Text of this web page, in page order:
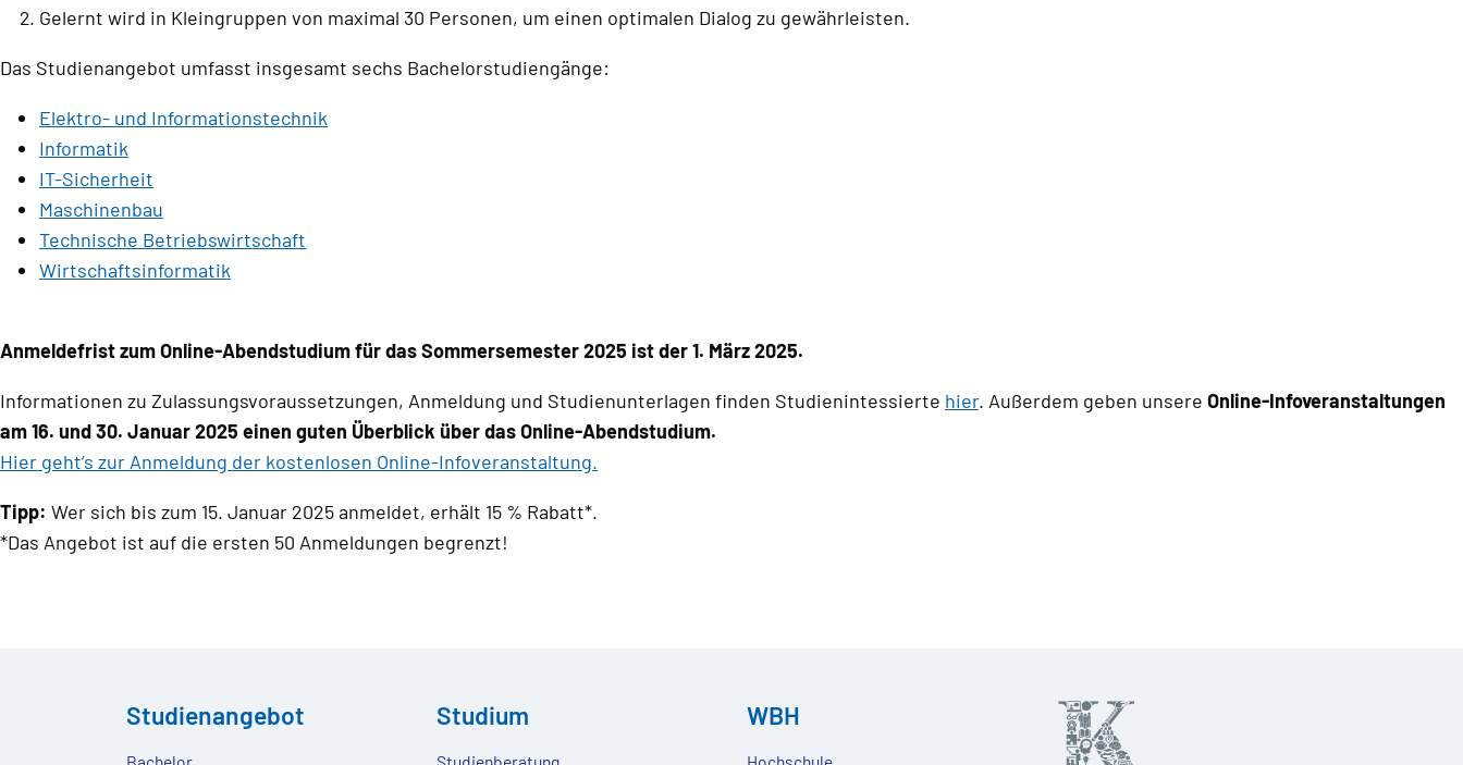
Gelernt wird in Kleingruppen von maximal 30 Personen, um einen optimalen Dialog zu gewährleisten.
Das Studienangebot umfasst insgesamt sechs Bachelorstudiengänge:
Elektro- und Informationstechnik
Informatik
IT-Sicherheit
Maschinenbau
Technische Betriebswirtschaft
Wirtschaftsinformatik
Anmeldefrist zum Online-Abendstudium für das Sommersemester 2025 ist der 1. März 2025.
Informationen zu Zulassungsvoraussetzungen, Anmeldung und Studienunterlagen finden Studienintessierte hier. Außerdem geben unsere Online-Infoveranstaltungen
am 16. und 30. Januar 2025 einen guten Überblick über das Online-Abendstudium.
Hier geht’s zur Anmeldung der kostenlosen Online-Infoveranstaltung.
Tipp: Wer sich bis zum 15. Januar 2025 anmeldet, erhält 15 % Rabatt*.
*Das Angebot ist auf die ersten 50 Anmeldungen begrenzt!
Studienangebot Studium WBH